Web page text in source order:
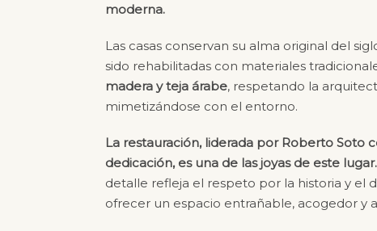
moderna.
Las casas conservan su alma original del
sido rehabilitadas con materiales
madera y teja árabe, respetando la
mimetizándose con el entorno.
La restauración, liderada por Roberto Soto
dedicación, es una de las joyas de este lugar.
detalle refleja el respeto por la historia y el
ofrecer un espacio entrañable, acogedor y